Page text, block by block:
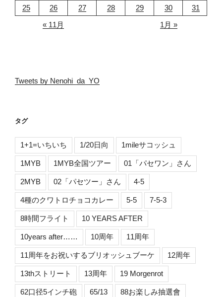
25
26 27 28 29 30
31
« 11月
1月 »
Tweets by Nenohi_da_YO
タグ
1+1=いちいち 1/20日向 1mileサコッシュ
1MYB 1MYB全国ツアー 01「パセワン」さん
2MYB 02「パセツー」さん 4-5
4種のクワトロチョコカレー 5-5 7-5-3
8時間フライト 10 YEARS AFTER
10years after…… 10周年 11周年
11周年をお祝いするブリオッシュブーケ 12周年
13thストリート 13周年 19 Morgenrot
62口径5インチ砲 65/13 88お楽しみ抽選會